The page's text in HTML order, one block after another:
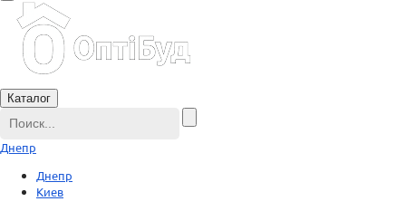
Каталог
Днепр
Днепр
Киев